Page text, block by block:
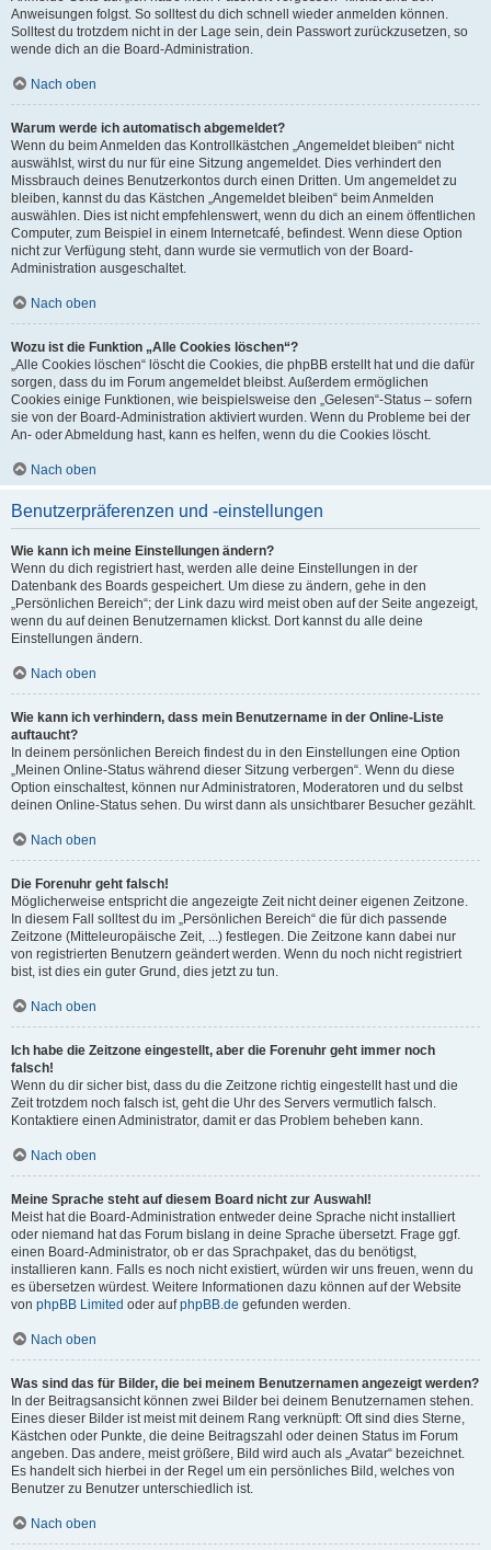
Anweisungen folgst. So solltest du dich schnell wieder anmelden können.
Solltest du trotzdem nicht in der Lage sein, dein Passwort zurückzusetzen, so
wende dich an die Board-Administration.
Nach oben
Warum werde ich automatisch abgemeldet?
Wenn du beim Anmelden das Kontrollkästchen „Angemeldet bleiben“ nicht
auswählst, wirst du nur für eine Sitzung angemeldet. Dies verhindert den
Missbrauch deines Benutzerkontos durch einen Dritten. Um angemeldet zu
bleiben, kannst du das Kästchen „Angemeldet bleiben“ beim Anmelden
auswählen. Dies ist nicht empfehlenswert, wenn du dich an einem öffentlichen
Computer, zum Beispiel in einem Internetcafé, befindest. Wenn diese Option
nicht zur Verfügung steht, dann wurde sie vermutlich von der Board-
Administration ausgeschaltet.
Nach oben
Wozu ist die Funktion „Alle Cookies löschen“?
„Alle Cookies löschen“ löscht die Cookies, die phpBB erstellt hat und die dafür
sorgen, dass du im Forum angemeldet bleibst. Außerdem ermöglichen
Cookies einige Funktionen, wie beispielsweise den „Gelesen“-Status – sofern
sie von der Board-Administration aktiviert wurden. Wenn du Probleme bei der
An- oder Abmeldung hast, kann es helfen, wenn du die Cookies löscht.
Nach oben
Benutzerpräferenzen und -einstellungen
Wie kann ich meine Einstellungen ändern?
Wenn du dich registriert hast, werden alle deine Einstellungen in der
Datenbank des Boards gespeichert. Um diese zu ändern, gehe in den
„Persönlichen Bereich“; der Link dazu wird meist oben auf der Seite angezeigt,
wenn du auf deinen Benutzernamen klickst. Dort kannst du alle deine
Einstellungen ändern.
Nach oben
Wie kann ich verhindern, dass mein Benutzername in der Online-Liste
auftaucht?
In deinem persönlichen Bereich findest du in den Einstellungen eine Option
„Meinen Online-Status während dieser Sitzung verbergen“. Wenn du diese
Option einschaltest, können nur Administratoren, Moderatoren und du selbst
deinen Online-Status sehen. Du wirst dann als unsichtbarer Besucher gezählt.
Nach oben
Die Forenuhr geht falsch!
Möglicherweise entspricht die angezeigte Zeit nicht deiner eigenen Zeitzone.
In diesem Fall solltest du im „Persönlichen Bereich“ die für dich passende
Zeitzone (Mitteleuropäische Zeit, ...) festlegen. Die Zeitzone kann dabei nur
von registrierten Benutzern geändert werden. Wenn du noch nicht registriert
bist, ist dies ein guter Grund, dies jetzt zu tun.
Nach oben
Ich habe die Zeitzone eingestellt, aber die Forenuhr geht immer noch
falsch!
Wenn du dir sicher bist, dass du die Zeitzone richtig eingestellt hast und die
Zeit trotzdem noch falsch ist, geht die Uhr des Servers vermutlich falsch.
Kontaktiere einen Administrator, damit er das Problem beheben kann.
Nach oben
Meine Sprache steht auf diesem Board nicht zur Auswahl!
Meist hat die Board-Administration entweder deine Sprache nicht installiert
oder niemand hat das Forum bislang in deine Sprache übersetzt. Frage ggf.
einen Board-Administrator, ob er das Sprachpaket, das du benötigst,
installieren kann. Falls es noch nicht existiert, würden wir uns freuen, wenn du
es übersetzen würdest. Weitere Informationen dazu können auf der Website
von phpBB Limited oder aufphpBB.de gefunden werden.
Nach oben
Was sind das für Bilder, die bei meinem Benutzernamen angezeigt werden?
In der Beitragsansicht können zwei Bilder bei deinem Benutzernamen stehen.
Eines dieser Bilder ist meist mit deinem Rang verknüpft: Oft sind dies Sterne,
Kästchen oder Punkte, die deine Beitragszahl oder deinen Status im Forum
angeben. Das andere, meist größere, Bild wird auch als „Avatar“ bezeichnet.
Es handelt sich hierbei in der Regel um ein persönliches Bild, welches von
Benutzer zu Benutzer unterschiedlich ist.
Nach oben